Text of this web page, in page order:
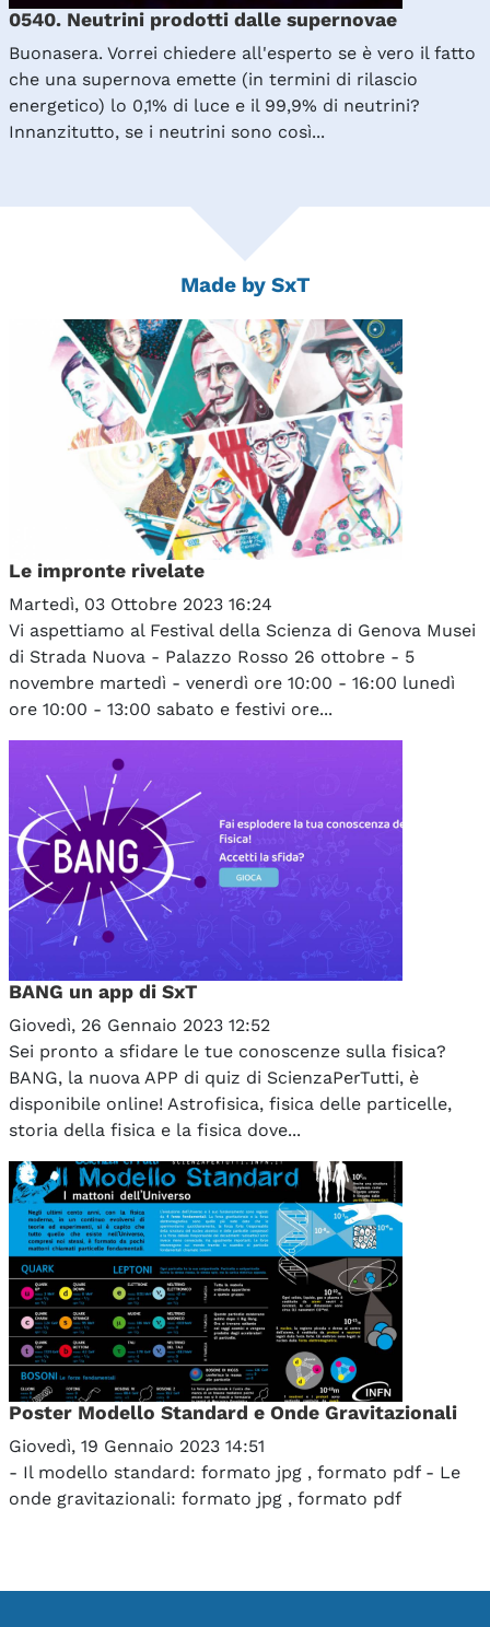
0540. Neutrini prodotti dalle supernovae
Buonasera. Vorrei chiedere all'esperto se è vero il fatto
che una supernova emette (in termini di rilascio
energetico) lo 0,1% di luce e il 99,9% di neutrini?
Innanzitutto, se i neutrini sono così...
Made by SxT
Le impronte rivelate
Martedì, 03 Ottobre 2023 16:24
Vi aspettiamo al Festival della Scienza di Genova Musei
di Strada Nuova - Palazzo Rosso 26 ottobre - 5
novembre martedì - venerdì ore 10:00 - 16:00 lunedì
ore 10:00 - 13:00 sabato e festivi ore...
BANG un app di SxT
Giovedì, 26 Gennaio 2023 12:52
Sei pronto a sfidare le tue conoscenze sulla fisica?
BANG, la nuova APP di quiz di ScienzaPerTutti, è
disponibile online! Astrofisica, fisica delle particelle,
storia della fisica e la fisica dove...
Poster Modello Standard e Onde Gravitazionali
Giovedì, 19 Gennaio 2023 14:51
- Il modello standard: formato jpg , formato pdf - Le
onde gravitazionali: formato jpg , formato pdf